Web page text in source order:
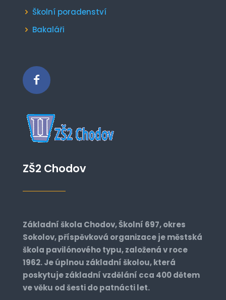
Školní poradenství
Bakaláři
ZŠ2 Chodov
Základní škola Chodov, Školní 697, okres
Sokolov, příspěvková organizace je městská
škola pavilónového typu, založená v roce
1962. Je úplnou základní školou, která
poskytuje základní vzdělání cca 400 dětem
ve věku od šesti do patnácti let.